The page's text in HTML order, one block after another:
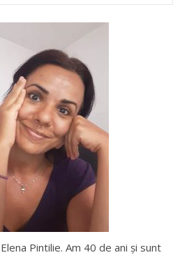
Pintilie. Am 40 de ani şi sunt